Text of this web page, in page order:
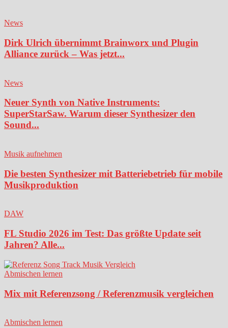
News
Dirk Ulrich übernimmt Brainworx und Plugin
Alliance zurück – Was jetzt...
News
Neuer Synth von Native Instruments:
SuperStarSaw. Warum dieser Synthesizer den
Sound...
Musik aufnehmen
Die besten Synthesizer mit Batteriebetrieb für mobile
Musikproduktion
DAW
FL Studio 2026 im Test: Das größte Update seit
Jahren? Alle...
Abmischen lernen
Mix mit Referenzsong / Referenzmusik vergleichen
Abmischen lernen